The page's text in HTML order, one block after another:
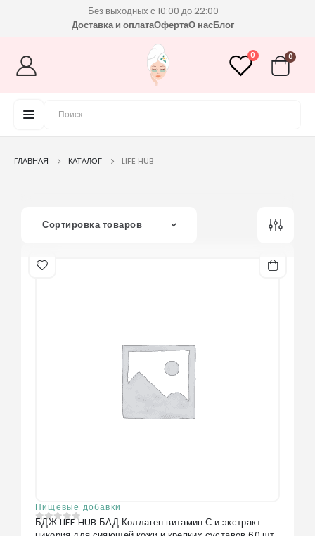
Без выходных с 10:00 до 22:00
Доставка и оплатаОфертаО насБлог
0 0
ГЛАВНАЯ КАТАЛОГ LIFE HUB
Сортировка товаров
Пищевые добавки
0из 5
БДЖ LIFE HUB БАД Коллаген витамин С и экстракт